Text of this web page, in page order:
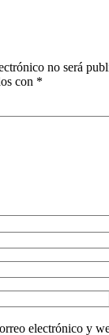
no será
con *
electrónico y